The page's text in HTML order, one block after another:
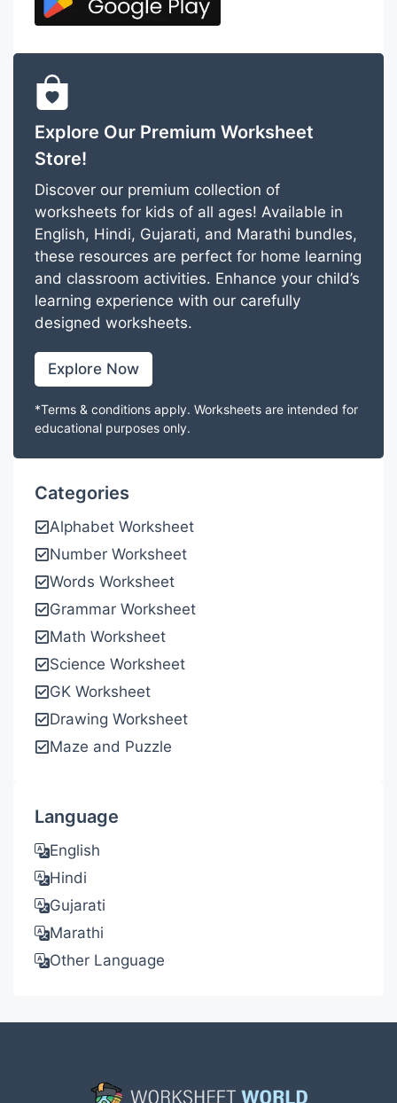
Explore Our Premium Worksheet
Store!
Discover our premium collection of
worksheets for kids of all ages! Available in
English, Hindi, Gujarati, and Marathi bundles,
these resources are perfect for home learning
and classroom activities. Enhance your child’s
learning experience with our carefully
designed worksheets.
Explore Now
*Terms & conditions apply. Worksheets are intended for
educational purposes only.
Categories
Alphabet Worksheet
Number Worksheet
Words Worksheet
Grammar Worksheet
Math Worksheet
Science Worksheet
GK Worksheet
Drawing Worksheet
Maze and Puzzle
Language
English
Hindi
Gujarati
Marathi
Other Language